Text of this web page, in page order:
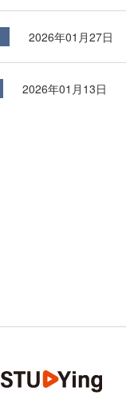
2026年01月27日
2026年01月13日